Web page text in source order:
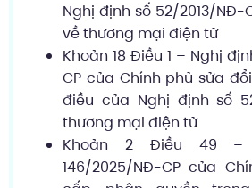
Nghị định số 52/2013/NĐ-
về thương mại điện tử
Khoản 18 Điều 1 – Nghị
CP của Chính phủ sửa
điều của Nghị định số
thương mại điện tử
Khoản 2 Điều 49 –
146/2025/NĐ-CP của